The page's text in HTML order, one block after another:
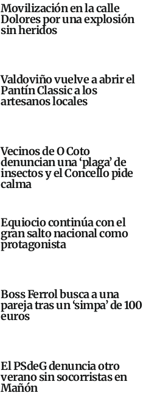
Movilización en la calle
Dolores por una explosión
sin heridos
Valdoviño vuelve a abrir el
Pantín Classic a los
artesanos locales
Vecinos de O Coto
denuncian una ‘plaga’ de
insectos y el Concello pide
calma
Equiocio continúa con el
gran salto nacional como
protagonista
Boss Ferrol busca a una
pareja tras un ‘simpa’ de 100
euros
El PSdeG denuncia otro
verano sin socorristas en
Mañón